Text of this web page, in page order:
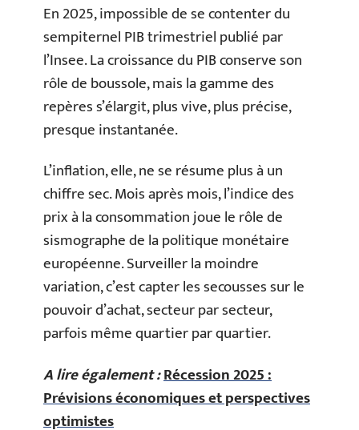
En 2025, impossible de se contenter du
sempiternel PIB trimestriel publié par
l’Insee. La croissance du PIB conserve son
rôle de boussole, mais la gamme des
repères s’élargit, plus vive, plus précise,
presque instantanée.
L’inflation, elle, ne se résume plus à un
chiffre sec. Mois après mois, l’indice des
prix à la consommation joue le rôle de
sismographe de la politique monétaire
européenne. Surveiller la moindre
variation, c’est capter les secousses sur le
pouvoir d’achat, secteur par secteur,
parfois même quartier par quartier.
A lire également :Récession 2025 :
Prévisions économiques et perspectives
optimistes